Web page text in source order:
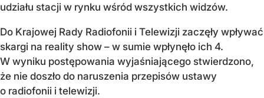
udziału stacji w rynku wśród wszystkich widzów.
Do Krajowej Rady Radiofonii i Telewizji zaczęły wpływać
skargi na reality show – w sumie wpłynęło ich 4.
W wyniku postępowania wyjaśniającego stwierdzono,
że nie doszło do naruszenia przepisów ustawy
o radiofonii i telewizji.